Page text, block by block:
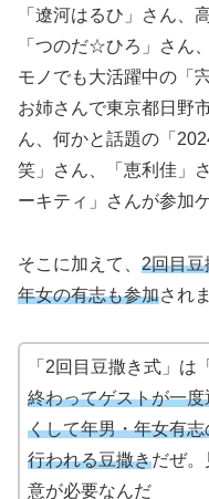
「遼河はるひ」さん、
「つのだ☆ひろ」さん
モノでも大活躍中の「
お姉さんで東京都日野
ん、何かと話題の「
笑」さん、「恵利佳」
ーキティ」さんが参加
そこに加えて、 2回目豆
年女の有志も参加され
「2回目豆撒き式」は「
終わってゲストが一
くして年男・年女有
行われる豆撒きだぜ
意が必要なんだ